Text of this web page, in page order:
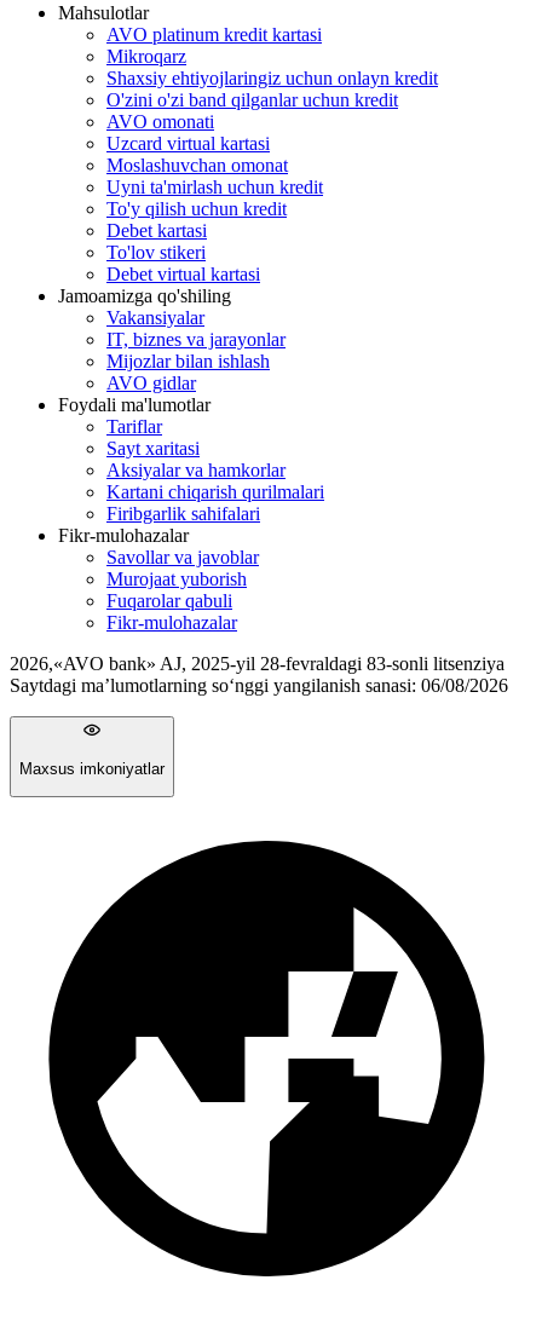
Mahsulotlar
AVO platinum kredit kartasi
Mikroqarz
Shaxsiy ehtiyojlaringiz uchun onlayn kredit
O'zini o'zi band qilganlar uchun kredit
AVO omonati
Uzcard virtual kartasi
Moslashuvchan omonat
Uyni ta'mirlash uchun kredit
To'y qilish uchun kredit
Debet kartasi
To'lov stikeri
Debet virtual kartasi
Jamoamizga qo'shiling
Vakansiyalar
IT, biznes va jarayonlar
Mijozlar bilan ishlash
AVO gidlar
Foydali ma'lumotlar
Tariflar
Sayt xaritasi
Aksiyalar va hamkorlar
Kartani chiqarish qurilmalari
Firibgarlik sahifalari
Fikr-mulohazalar
Savollar va javoblar
Murojaat yuborish
Fuqarolar qabuli
Fikr-mulohazalar
2026,«AVO bank» AJ, 2025-yil 28-fevraldagi 83-sonli litsenziya
Saytdagi ma’lumotlarning so‘nggi yangilanish sanasi: 06/08/2026
Maxsus imkoniyatlar